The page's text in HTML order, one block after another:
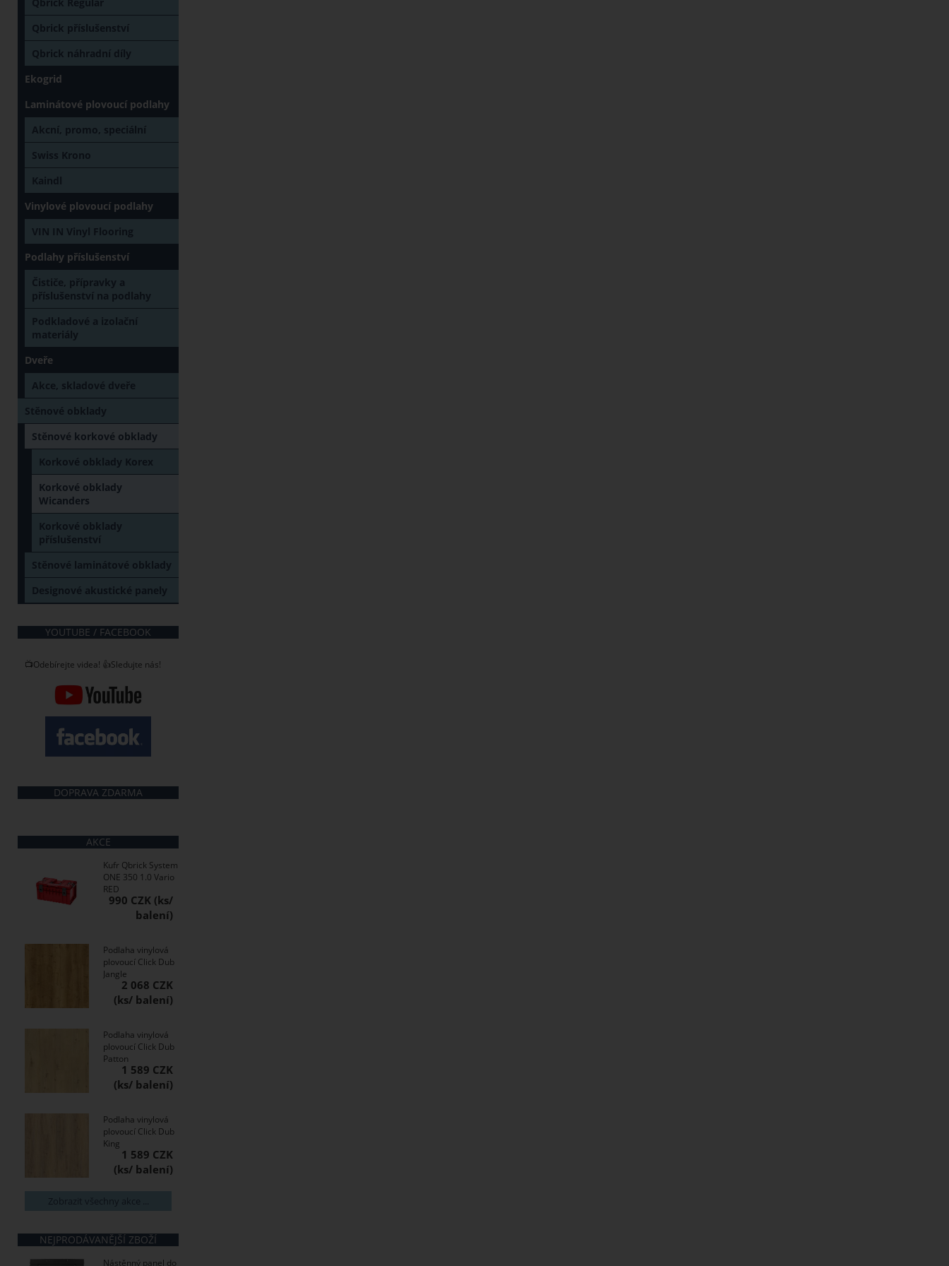
Qbrick příslušenství
Qbrick náhradní díly
Ekogrid
Laminátové plovoucí podlahy
Akcní, promo, speciální
Swiss Krono
Kaindl
Vinylové plovoucí podlahy
VIN IN Vinyl Flooring
Podlahy příslušenství
Čističe, přípravky a
příslušenství na podlahy
Podkladové a izolační
materiály
Dveře
Akce, skladové dveře
Stěnové obklady
Stěnové korkové obklady
Korkové obklady Korex
Korkové obklady
Wicanders
Korkové obklady
příslušenství
Stěnové laminátové obklady
Designové akustické panely
YOUTUBE / FACEBOOK
📺Odebírejte videa! 👍Sledujte nás!
DOPRAVA ZDARMA
AKCE
Kufr Qbrick System
ONE 350 1.0 Vario
RED
990 CZK
Podlaha vinylová
plovoucí Click Dub
Jangle
2 068 CZK
Podlaha vinylová
plovoucí Click Dub
Patton
1 589 CZK
Podlaha vinylová
plovoucí Click Dub
King
1 589 CZK
Zobrazit všechny akce ...
NEJPRODÁVANĚJŠÍ ZBOŽÍ
Nástěnný panel do